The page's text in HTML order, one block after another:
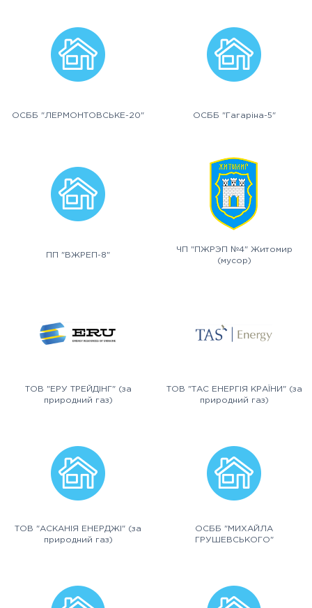
ОСББ "ЛЕРМОНТОВСЬКЕ-20" ОСББ "Гагаріна-5"
ПП "ВЖРЕП-8"
ЧП "ПЖРЭП №4" Житомир
(мусор)
ТОВ "ЕРУ ТРЕЙДІНГ" (за
природний газ)
ТОВ "ТАС ЕНЕРГІЯ КРАЇНИ" (за
природний газ)
ТОВ "АСКАНІЯ ЕНЕРДЖІ" (за
природний газ)
ОСББ "МИХАЙЛА
ГРУШЕВСЬКОГО"